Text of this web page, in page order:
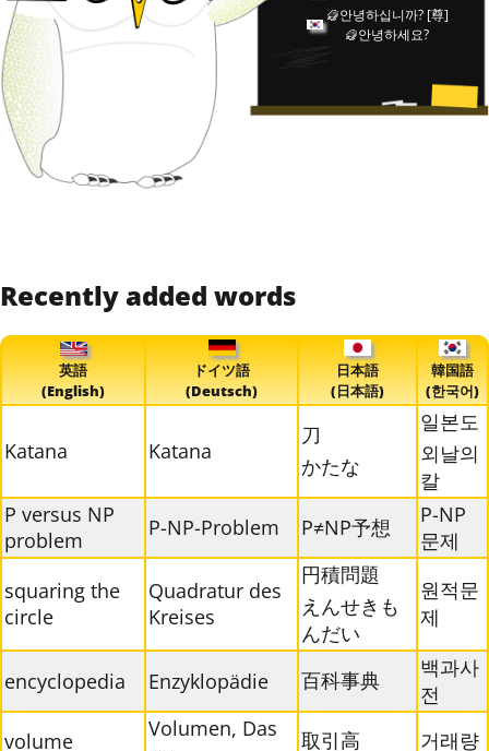
안녕하십니까? [尊]
안녕하세요?
Recently added words
英語
(English)
ドイツ語
(Deutsch)
日本語
(日本語)
韓国語
(한국어)
Katana Katana
刀
かたな
일본도
외날의
칼
P versus NP
problem
P-NP-Problem P≠NP予想
P-NP
문제
squaring the
circle
Quadratur des
Kreises
円積問題
えんせきも
んだい
원적문
제
encyclopedia Enzyklopädie 百科事典
백과사
전
volume
Volumen, Das 取引高 거래량